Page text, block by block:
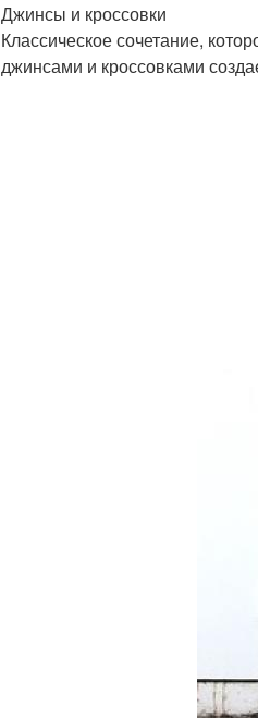
Джинсы и кроссовки
Классическое сочетание,
джинсами и кроссовками